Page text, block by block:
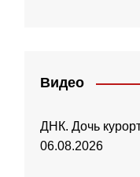
Видео
ДНК. Дочь
06.08.2026